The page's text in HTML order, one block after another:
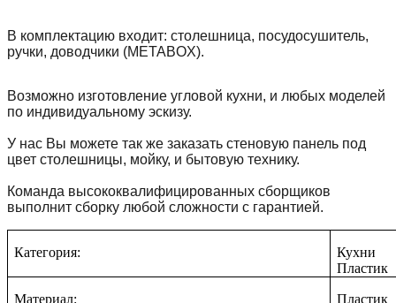
В комплектацию входит: столешница, посудосушитель,
ручки, доводчики (METABOX).
Возможно изготовление угловой кухни, и любых моделей
по индивидуальному эскизу.
У нас Вы можете так же заказать стеновую панель под
цвет столешницы, мойку, и бытовую технику.
Команда высококвалифицированных сборщиков
выполнит сборку любой сложности с гарантией.
Категория:
Кухни
Пластик
Материал: Пластик